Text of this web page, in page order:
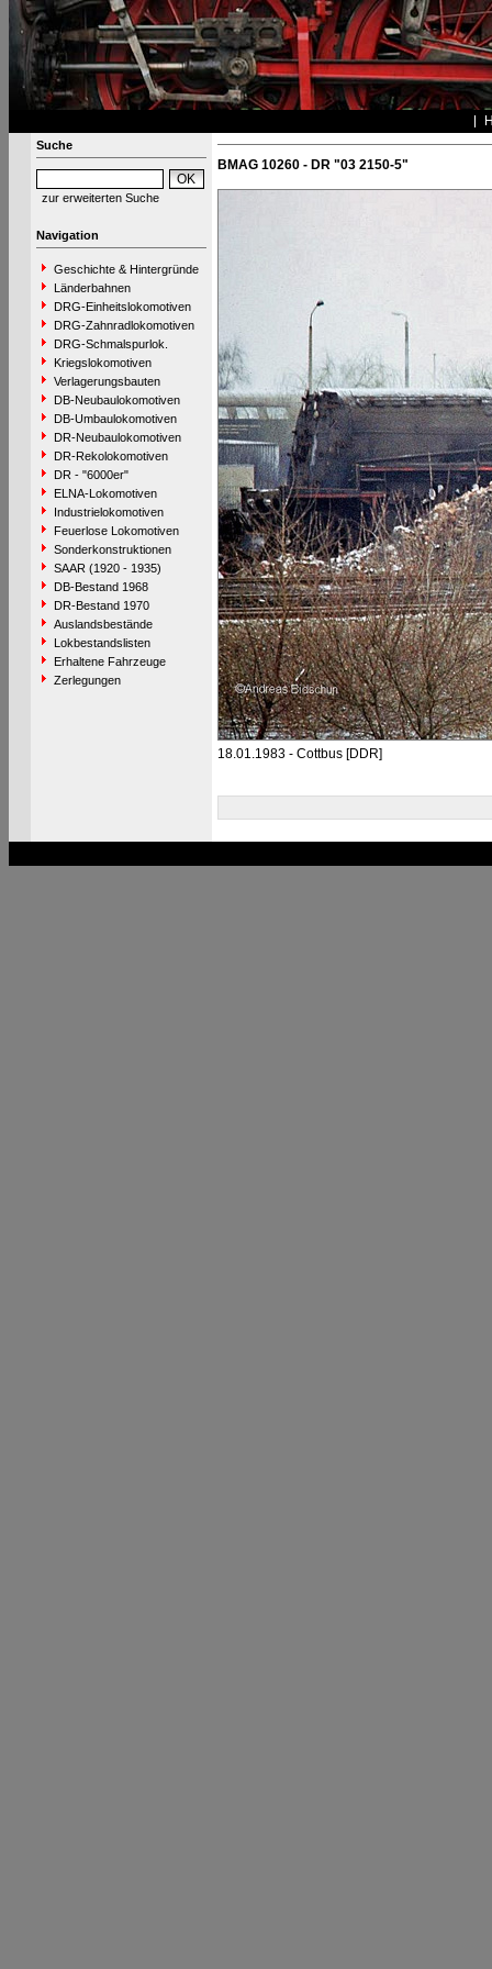
Suche
zur erweiterten Suche
Navigation
Geschichte & Hintergründe
Länderbahnen
DRG-Einheitslokomotiven
DRG-Zahnradlokomotiven
DRG-Schmalspurlok.
Kriegslokomotiven
Verlagerungsbauten
DB-Neubaulokomotiven
DB-Umbaulokomotiven
DR-Neubaulokomotiven
DR-Rekolokomotiven
DR - "6000er"
ELNA-Lokomotiven
Industrielokomotiven
Feuerlose Lokomotiven
Sonderkonstruktionen
SAAR (1920 - 1935)
DB-Bestand 1968
DR-Bestand 1970
Auslandsbestände
Lokbestandslisten
Erhaltene Fahrzeuge
Zerlegungen
BMAG 10260 - DR "03 2150-5"
18.01.1983 - Cottbus [DDR]